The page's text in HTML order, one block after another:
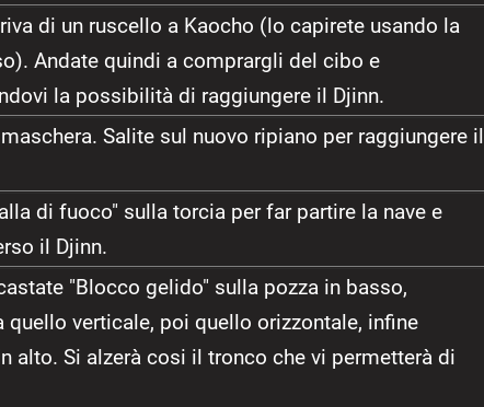
di un ruscello a Kaocho (lo capirete usando la
Andate quindi a comprargli del cibo e
la possibilità di raggiungere il Djinn.
Salite sul nuovo ripiano per raggiungere il
di fuoco" sulla torcia per far partire la nave e
il Djinn.
"Blocco gelido" sulla pozza in basso,
verticale, poi quello orizzontale, infine
alto. Si alzerà cosi il tronco che vi permetterà di